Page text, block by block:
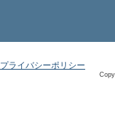
プライバシーポリシー